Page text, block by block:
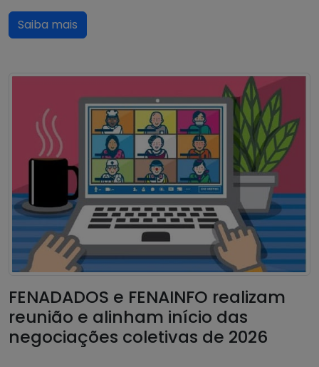
Saiba mais
FENADADOS e FENAINFO realizam
reunião e alinham início das
negociações coletivas de 2026